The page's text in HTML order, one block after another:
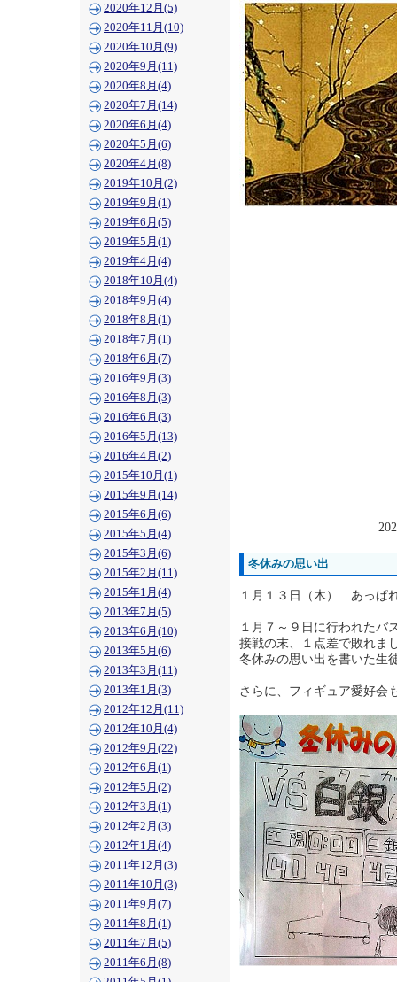
2020年12月(5)
2020年11月(10)
2020年10月(9)
2020年9月(11)
2020年8月(4)
2020年7月(14)
2020年6月(4)
2020年5月(6)
2020年4月(8)
2019年10月(2)
2019年9月(1)
2019年6月(5)
2019年5月(1)
2019年4月(4)
2018年10月(4)
2018年9月(4)
2018年8月(1)
2018年7月(1)
2018年6月(7)
2016年9月(3)
2016年8月(3)
2016年6月(3)
2016年5月(13)
2016年4月(2)
2015年10月(1)
2015年9月(14)
2015年6月(6)
2015年5月(4)
2015年3月(6)
2015年2月(11)
2015年1月(4)
2013年7月(5)
2013年6月(10)
2013年5月(6)
2013年3月(11)
2013年1月(3)
2012年12月(11)
2012年10月(4)
2012年9月(22)
2012年6月(1)
2012年5月(2)
2012年3月(1)
2012年2月(3)
2012年1月(4)
2011年12月(3)
2011年10月(3)
2011年9月(7)
2011年8月(1)
2011年7月(5)
2011年6月(8)
冬休みの思い出
１月１３日（木） あっぱ
１月７～９日に行われたバ
接戦の末、１点差で敗れま
冬休みの思い出を書いた生
さらに、フィギュア愛好会